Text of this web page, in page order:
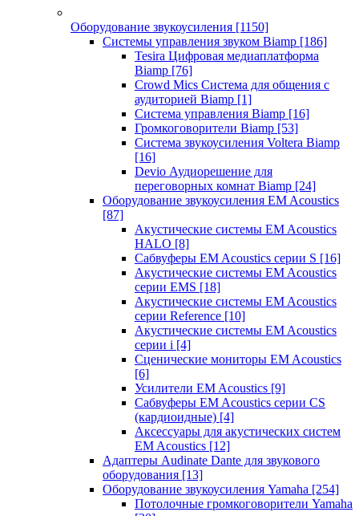
Оборудование звукоусиления [1150]
Системы управления звуком Biamp [186]
Tesira Цифровая медиаплатформа
Biamp [76]
Crowd Mics Система для общения с
аудиторией Biamp [1]
Система управления Biamp [16]
Громкоговорители Biamp [53]
Система звукоусиления Voltera Biamp
[16]
Devio Аудиорешение для
переговорных комнат Biamp [24]
Оборудование звукоусиления EM Acoustics
[87]
Акустические системы EM Acoustics
HALO [8]
Сабвуферы EM Acoustics серии S [16]
Акустические системы EM Acoustics
серии EMS [18]
Акустические системы EM Acoustics
серии Reference [10]
Акустические системы EM Acoustics
серии i [4]
Сценические мониторы EM Acoustics
[6]
Усилители EM Acoustics [9]
Сабвуферы EM Acoustics серии CS
(кардиоидные) [4]
Аксессуары для акустических систем
EM Acoustics [12]
Адаптеры Audinate Dante для звукового
оборудования [13]
Оборудование звукоусиления Yamaha [254]
Потолочные громкоговорители Yamaha